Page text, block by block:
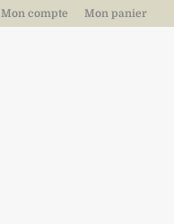
Mon compte Mon panier